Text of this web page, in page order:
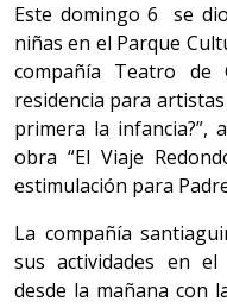
Este domingo 6 se
niñas en el Parque
compañía Teatro de
residencia para
primera la infancia?”,
obra “El Viaje
estimulación para
La compañía
sus actividades en
desde la mañana con